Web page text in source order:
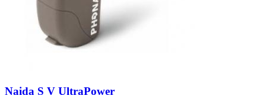
Naida S V UltraPower